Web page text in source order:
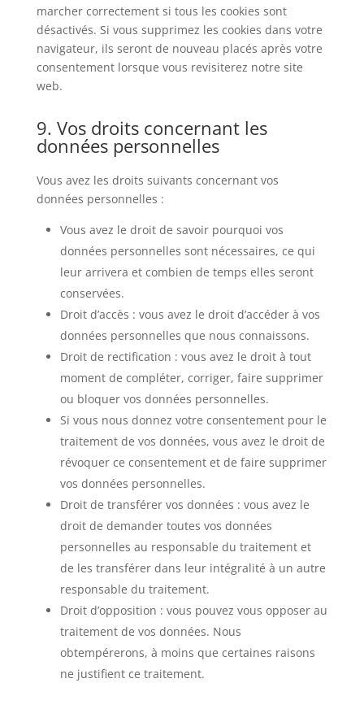
marcher correctement si tous les cookies sont
désactivés. Si vous supprimez les cookies dans votre
navigateur, ils seront de nouveau placés après votre
consentement lorsque vous revisiterez notre site
web.
9. Vos droits concernant les
données personnelles
Vous avez les droits suivants concernant vos
données personnelles :
Vous avez le droit de savoir pourquoi vos
données personnelles sont nécessaires, ce qui
leur arrivera et combien de temps elles seront
conservées.
Droit d’accès : vous avez le droit d’accéder à vos
données personnelles que nous connaissons.
Droit de rectification : vous avez le droit à tout
moment de compléter, corriger, faire supprimer
ou bloquer vos données personnelles.
Si vous nous donnez votre consentement pour le
traitement de vos données, vous avez le droit de
révoquer ce consentement et de faire supprimer
vos données personnelles.
Droit de transférer vos données : vous avez le
droit de demander toutes vos données
personnelles au responsable du traitement et
de les transférer dans leur intégralité à un autre
responsable du traitement.
Droit d’opposition : vous pouvez vous opposer au
traitement de vos données. Nous
obtempérerons, à moins que certaines raisons
ne justifient ce traitement.